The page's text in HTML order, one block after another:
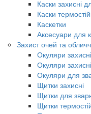
Каски захисні
Каски
Каскетки
Аксесуари для
Захист очей та
Окуляри захисні
Окуляри
Окуляри для
Щитки захисні
Щитки для
Щитки